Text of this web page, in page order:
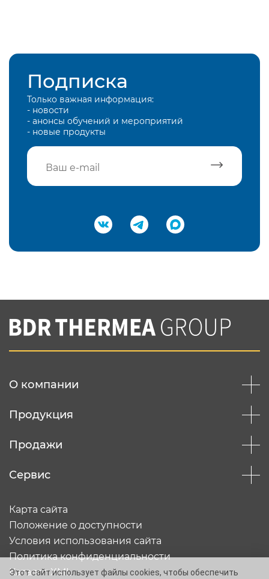
Подписка
Только важная информация:
- новости
- анонсы обучений и мероприятий
- новые продукты
Подтвердить e-mail
Вы соглашаетесь с нашей политикой
конфеденциальности
О компании
Продукция
Продажи
Сервис
Карта сайта
Положение о доступности
Условия использования сайта
Политика конфиденциальности
Каталог XML
Этот сайт использует файлы cookies, чтобы обеспечить